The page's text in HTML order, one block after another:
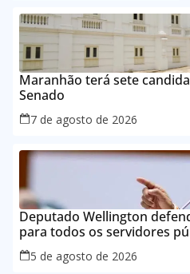
Maranhão terá sete
Senado
7 de agosto de 2026
Deputado Wellington
para todos os servidores
Maranhão
5 de agosto de 2026